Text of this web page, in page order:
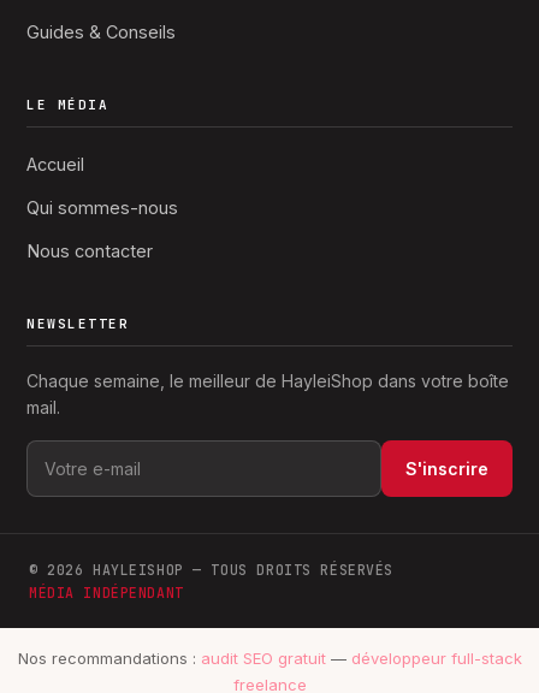
Guides & Conseils
LE MÉDIA
Accueil
Qui sommes-nous
Nous contacter
NEWSLETTER
Chaque semaine, le meilleur de HayleiShop dans votre boîte
mail.
S'inscrire
© 2026 HAYLEISHOP — TOUS DROITS RÉSERVÉS
MÉDIA INDÉPENDANT
Nos recommandations : audit SEO gratuit— développeur full-stack
freelance